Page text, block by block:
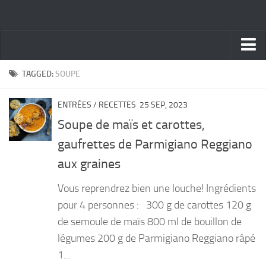
ACTUALITÉ
PORTRAITS
LIVRES
Desserts
TAGGED:SOUPE
ENTRÉES / RECETTES 25 SEP, 2023
Soupe de maïs et carottes,
gaufrettes de Parmigiano Reggiano
aux graines
Vous reprendrez bien une louche! Ingrédients
pour 4 personnes : 300 g de carottes 120 g
de semoule de maïs 800 ml de bouillon de
légumes 200 g de Parmigiano Reggiano râpé
1...